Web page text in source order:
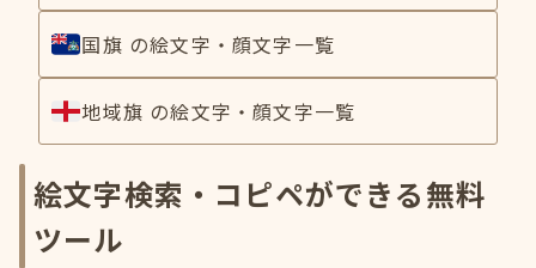
国旗 の絵文字・顔文字一覧
地域旗 の絵文字・顔文字一覧
絵文字検索・コピペができる無料
ツール